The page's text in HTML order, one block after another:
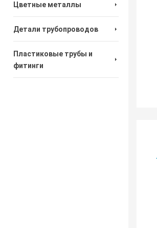
Цветные металлы
Детали трубопроводов
Пластиковые трубы и
фитинги